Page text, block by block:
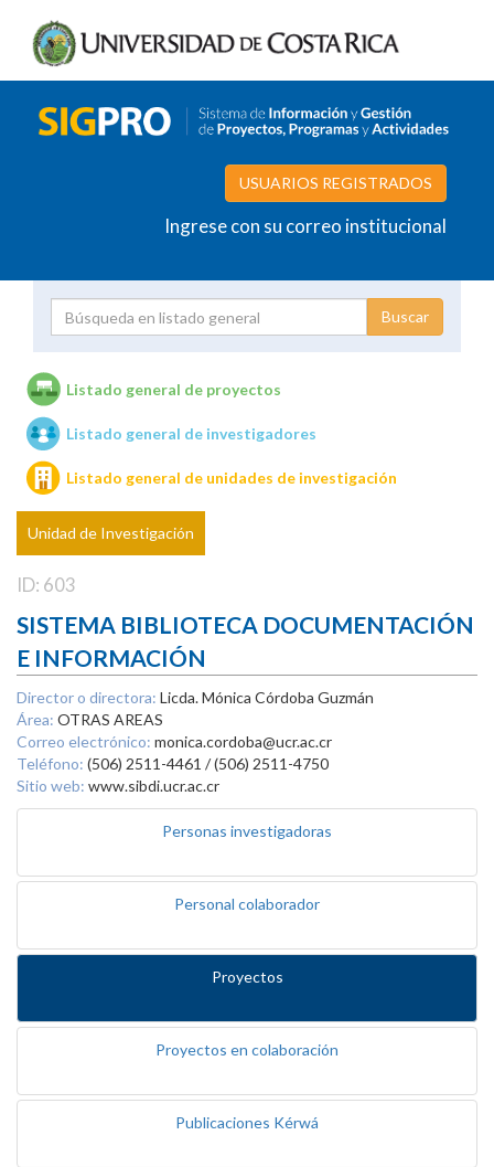
USUARIOS REGISTRADOS
Ingrese con su correo institucional
Unidades de investigación
Listado general de proyectos
Listado general de investigadores
Listado general de unidades de investigación
Unidad de Investigación
ID: 603
SISTEMA BIBLIOTECA DOCUMENTACIÓN
E INFORMACIÓN
Director o directora: Licda. Mónica Córdoba Guzmán
Área: OTRAS AREAS
Correo electrónico: monica.cordoba@ucr.ac.cr
Teléfono: (506) 2511-4461 / (506) 2511-4750
Sitio web: www.sibdi.ucr.ac.cr
Personas investigadoras
Personal colaborador
Proyectos
Proyectos en colaboración
Publicaciones Kérwá